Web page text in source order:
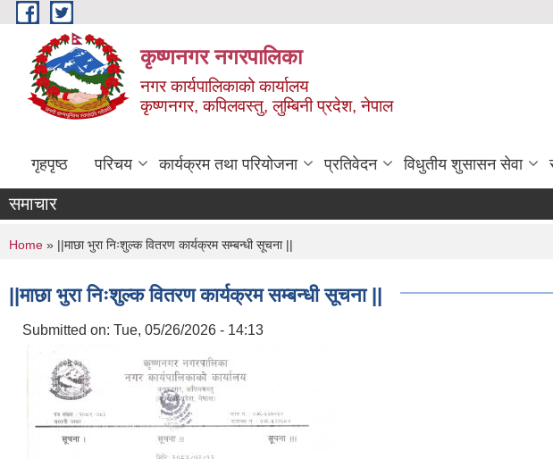
Skip to main content
कृष्णनगर नगरपालिका
नगर कार्यपालिकाको कार्यालय
कृष्णनगर, कपिलवस्तु, लुम्बिनी प्रदेश, नेपाल
गृहपृष्ठ परिचय कार्यक्रम तथा परियोजना प्रतिवेदन विधुतीय शुसासन सेवा
समाचार
You are here
Home » ||माछा भुरा निःशुल्क वितरण कार्यक्रम सम्बन्धी सूचना ||
||माछा भुरा निःशुल्क वितरण कार्यक्रम सम्बन्धी सूचना ||
Submitted on: Tue, 05/26/2026 - 14:13